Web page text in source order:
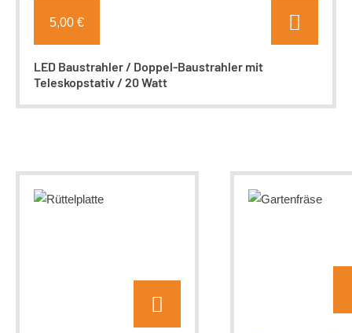
5,00 €
LED Baustrahler / Doppel-Baustrahler mit
Teleskopstativ / 20 Watt